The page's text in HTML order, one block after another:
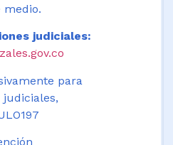
medio.
judiciales:
para